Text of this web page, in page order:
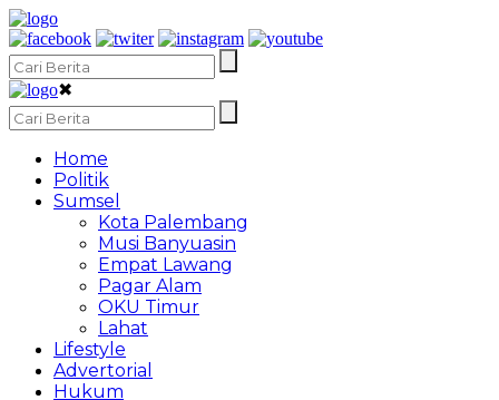
✖
Home
Politik
Sumsel
Kota Palembang
Musi Banyuasin
Empat Lawang
Pagar Alam
OKU Timur
Lahat
Lifestyle
Advertorial
Hukum